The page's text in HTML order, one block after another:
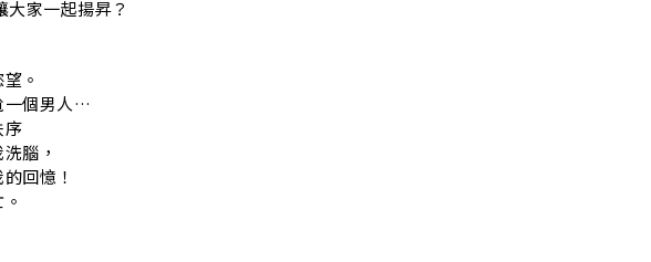
大家一起揚昇？
。
一個男人…
序
腦，
回憶！